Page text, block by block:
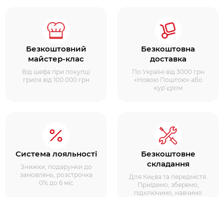
Безкоштовний
майстер-клас
Від шефа при покупці
гриля від 100 000 грн
Безкоштовна
доставка
По Україні від 3000 грн
«Новою Поштою» або
кур’єром
Система лояльності
Знижки, подарунки до
замовлень, розстрочка
0% до 6 міс
Безкоштовне
складання
Для Києва та передмістя.
Приїдемо, зберемо,
підключимо, навчимо